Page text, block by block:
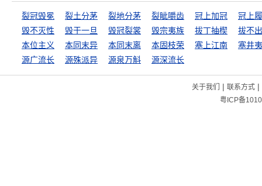
裂冠毁冕 裂土分茅 裂地分茅 裂眦嚼齿 冠上加冠
冠上
毁不灭性
毁于一旦 毁冠裂裳 毁宗夷族 拔丁抽楔
拔不
本位主义
本同末异 本同末离 本固枝荣 塞上江南
塞井
源广流长
源殊派异 源泉万斛 源深流长
关于我们 | 联系方式|
粤ICP备